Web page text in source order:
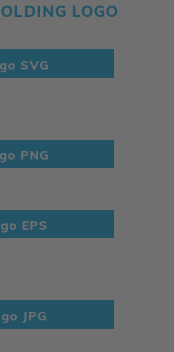
LOGO
SVG
PNG
EPS
JPG